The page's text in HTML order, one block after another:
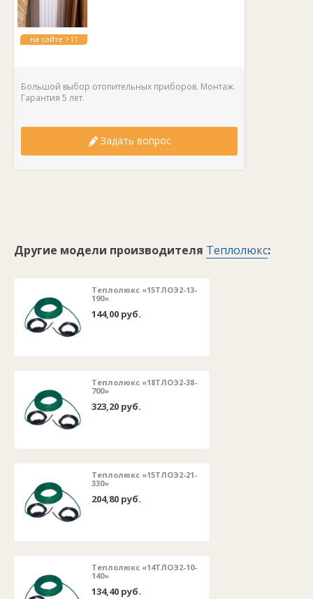
на сайте >11
Большой выбор отопительных приборов. Монтаж.
Гарантия 5 лет.
Задать вопрос
Другие модели производителя Теплолюкс:
Теплолюкс «15ТЛОЭ2-13-
190»
144,00 руб.
Теплолюкс «18ТЛОЭ2-38-
700»
323,20 руб.
Теплолюкс «15ТЛОЭ2-21-
330»
204,80 руб.
Теплолюкс «14ТЛОЭ2-10-
140»
134,40 руб.